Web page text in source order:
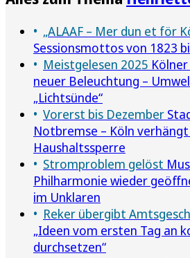
„ALAAF – Mer dun et för
Sessionsmottos von 1823
Meistgelesen 2025
neuer Beleuchtung –
„Lichtsünde“
Vorerst bis Dezember
Notbremse – Köln
Haushaltssperre
Stromproblem gelöst
Philharmonie wieder
im Unklaren
Reker übergibt
„Ideen vom ersten Tag an
durchsetzen“